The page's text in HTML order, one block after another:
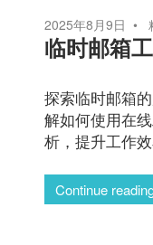
2025年8月9日
临时邮箱
探索临时邮箱
解如何使用在
析，提升工作效
Continue